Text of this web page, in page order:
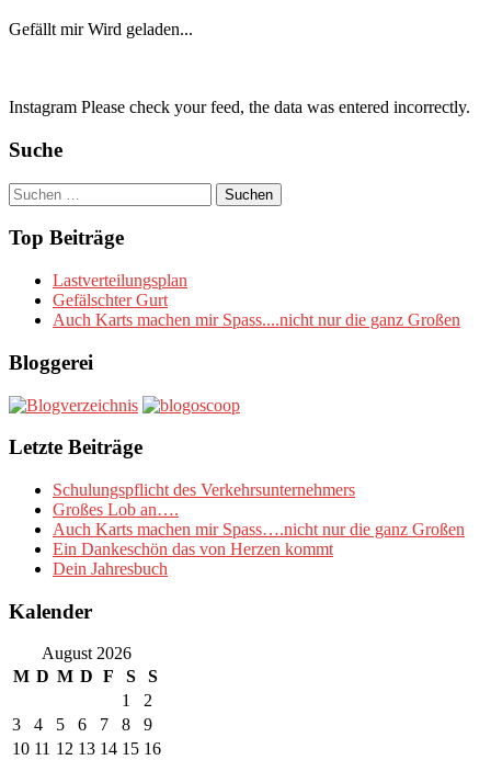
Gefällt mir Wird geladen...
Instagram Please check your feed, the data was entered incorrectly.
Suche
Suchen
nach:
Top Beiträge
Lastverteilungsplan
Gefälschter Gurt
Auch Karts machen mir Spass....nicht nur die ganz Großen
Bloggerei
Letzte Beiträge
Schulungspflicht des Verkehrsunternehmers
Großes Lob an….
Auch Karts machen mir Spass….nicht nur die ganz Großen
Ein Dankeschön das von Herzen kommt
Dein Jahresbuch
Kalender
August 2026
M D M D F S
S
1
2
3
4 5 6 7 8
9
10 11 12 13 14 15 16